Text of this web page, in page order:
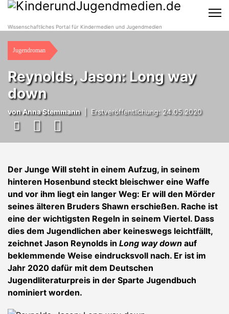
Wissenschaftliches Portal für Kindermedien und Jugendmedien
Jugendroman
Reynolds, Jason: Long way
down
vonAnna Stemmann| Erstveröffentlichung: 24.05.2020
Der Junge Will steht in einem Aufzug, in seinem
hinteren Hosenbund steckt bleischwer eine Waffe
und vor ihm liegt ein langer Weg: Er will den Mörder
seines älteren Bruders Shawn erschießen. Rache ist
eine der wichtigsten Regeln in seinem Viertel. Dass
dies dem Jugendlichen aber keineswegs leichtfällt,
zeichnet Jason Reynolds in Long way down auf
beklemmende Weise eindrucksvoll nach. Er ist im
Jahr 2020 dafür mit dem Deutschen
Jugendliteraturpreis in der Sparte Jugendbuch
nominiert worden.